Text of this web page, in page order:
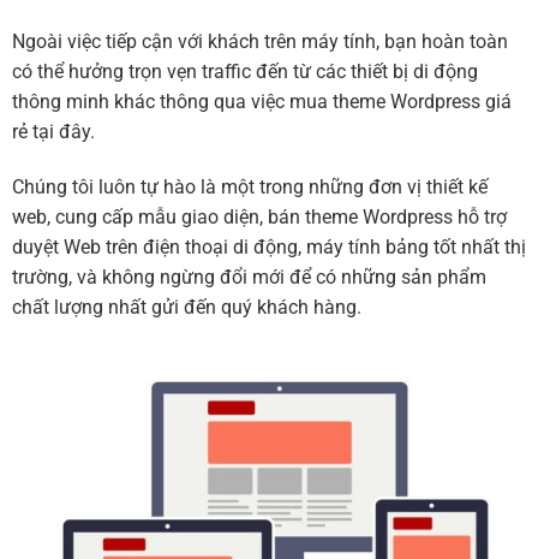
Ngoài việc tiếp cận với khách trên máy tính, bạn hoàn toàn
có thể hưởng trọn vẹn traffic đến từ các thiết bị di động
thông minh khác thông qua việc mua theme Wordpress giá
rẻ tại đây.
Chúng tôi luôn tự hào là một trong những đơn vị thiết kế
web, cung cấp mẫu giao diện, bán theme Wordpress hỗ trợ
duyệt Web trên điện thoại di động, máy tính bảng tốt nhất thị
trường, và không ngừng đổi mới để có những sản phẩm
chất lượng nhất gửi đến quý khách hàng.